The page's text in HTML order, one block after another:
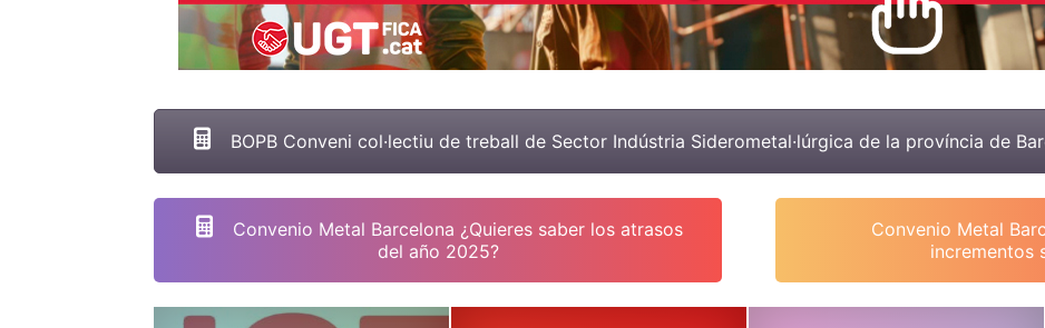
BOPB Conveni col·lectiu de treball de Sector Indústria Siderometal·lúrgica de la província de
Convenio Metal Barcelona ¿Quieres saber los atrasos
del año 2025?
Convenio Metal
incrementos